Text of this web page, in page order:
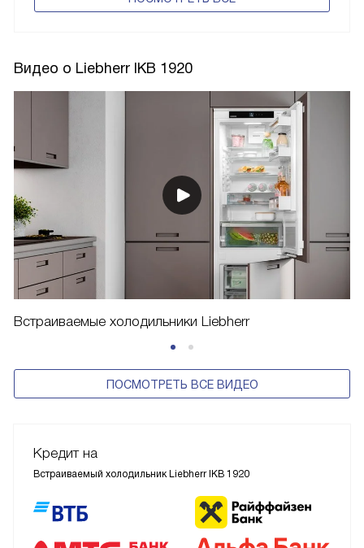
Видео о Liebherr IKB 1920
Встраиваемые холодильники Liebherr
ПОСМОТРЕТЬ ВСЕ ВИДЕО
Кредит на
Встраиваемый холодильник Liebherr IKB 1920